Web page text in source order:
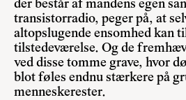
der består af mandens egen
transistorradio, peger på, at
altopslugende ensomhed kan
tilstedeværelse. Og de
ved disse tomme grave, hvor
blot føles endnu stærkere på
menneskerester.